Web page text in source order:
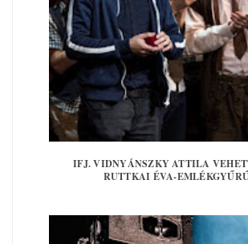
IFJ. VIDNYÁNSZKY ATTILA
RUTTKAI ÉVA-